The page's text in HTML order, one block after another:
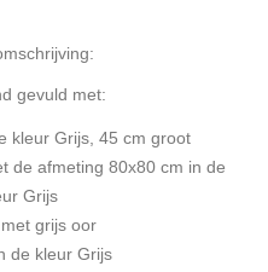
gevuld met:
kleur Grijs, 45 cm groot
de afmeting 80x80 cm in de
Grijs
grijs oor
de kleur Grijs